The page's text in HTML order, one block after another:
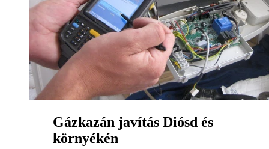
Gázkazán javítás Diósd és
környékén